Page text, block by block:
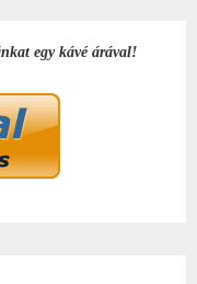
egy kávé árával!